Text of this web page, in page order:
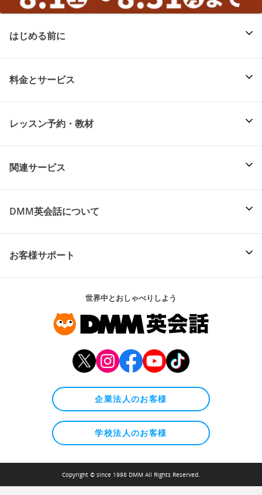
はじめる前に
料金とサービス
レッスン予約・教材
関連サービス
DMM英会話について
お客様サポート
世界中とおしゃべりしよう
企業法人のお客様
学校法人のお客様
Copyright © since 1998 DMM All Rights Reserved.